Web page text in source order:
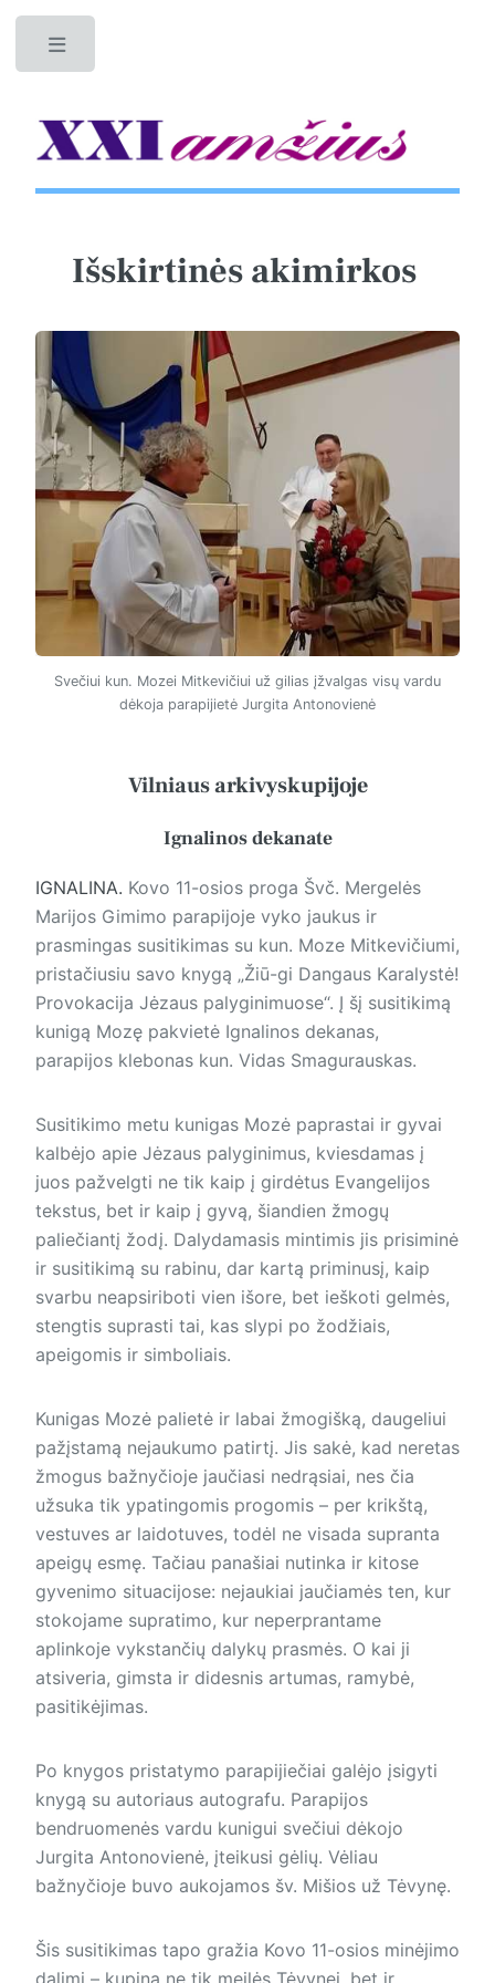
Išskirtinės akimirkos
Svečiui kun. Mozei Mitkevičiui už gilias įžvalgas visų vardu
dėkoja parapijietė Jurgita Antonovienė
Vilniaus arkivyskupijoje
Ignalinos dekanate
IGNALINA. Kovo 11-osios proga Švč. Mergelės
Marijos Gimimo parapijoje vyko jaukus ir
prasmingas susitikimas su kun. Moze Mitkevičiumi,
pristačiusiu savo knygą „Žiū-gi Dangaus Karalystė!
Provokacija Jėzaus palyginimuose“. Į šį susitikimą
kunigą Mozę pakvietė Ignalinos dekanas,
parapijos klebonas kun. Vidas Smagurauskas.
Susitikimo metu kunigas Mozė paprastai ir gyvai
kalbėjo apie Jėzaus palyginimus, kviesdamas į
juos pažvelgti ne tik kaip į girdėtus Evangelijos
tekstus, bet ir kaip į gyvą, šiandien žmogų
paliečiantį žodį. Dalydamasis mintimis jis prisiminė
ir susitikimą su rabinu, dar kartą priminusį, kaip
svarbu neapsiriboti vien išore, bet ieškoti gelmės,
stengtis suprasti tai, kas slypi po žodžiais,
apeigomis ir simboliais.
Kunigas Mozė palietė ir labai žmogišką, daugeliui
pažįstamą nejaukumo patirtį. Jis sakė, kad neretas
žmogus bažnyčioje jaučiasi nedrąsiai, nes čia
užsuka tik ypatingomis progomis – per krikštą,
vestuves ar laidotuves, todėl ne visada su­pran­ta
apeigų esmę. Tačiau panašiai nutinka ir kitose
gyvenimo situacijose: nejaukiai jaučiamės ten, kur
stokojame supratimo, kur neperprantame
aplinkoje vykstančių dalykų prasmės. O kai ji
atsiveria, gimsta ir didesnis artumas, ramybė,
pasitikėjimas.
Po knygos pristatymo parapijiečiai galėjo įsigyti
knygą su autoriaus autografu. Parapijos
bendruomenės vardu kunigui svečiui dėkojo
Jurgita Antonovienė, įteikusi gėlių. Vėliau
bažnyčioje buvo aukojamos šv. Mišios už Tėvynę.
Šis susitikimas tapo gražia Kovo 11-osios minėjimo
dalimi – kupina ne tik meilės Tėvynei, bet ir